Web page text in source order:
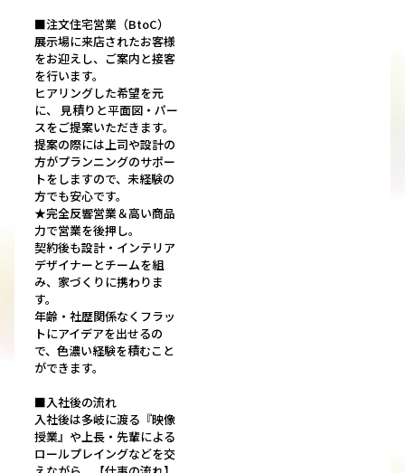
■注文住宅営業（BtoC）
展示場に来店されたお客様
をお迎えし、ご案内と接客
を行います。
ヒアリングした希望を元
に、 見積りと平面図・パー
スをご提案いただきます。
提案の際には上司や設計の
方がプランニングのサポー
トをしますので、未経験の
方でも安心です。
★完全反響営業＆高い商品
力で営業を後押し。
契約後も設計・インテリア
デザイナーとチームを組
み、家づくりに携わりま
す。
年齢・社歴関係なくフラッ
トにアイデアを出せるの
で、色濃い経験を積むこと
ができます。
■入社後の流れ
入社後は多岐に渡る『映像
授業』や上長・先輩による
ロールプレイングなどを交